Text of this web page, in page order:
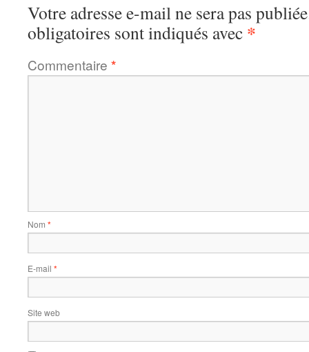
Votre adresse e-mail ne sera pas
obligatoires sont indiqués avec *
Commentaire *
Nom *
E-mail *
Site web